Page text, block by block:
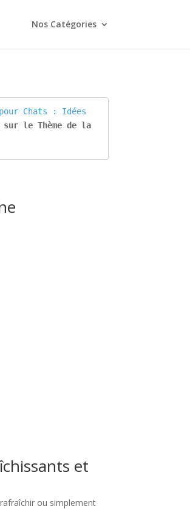
Nos Catégories
pour Chats : Idées
sur le Thème de la
et
ou simplement